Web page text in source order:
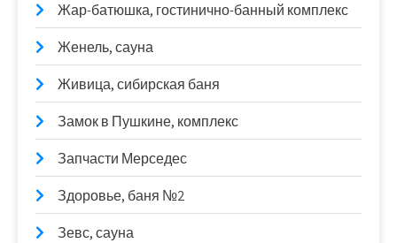
Жар-батюшка, гостинично-банный комплекс
Женель, сауна
Живица, сибирская баня
Замок в Пушкине, комплекс
Запчасти Мерседес
Здоровье, баня №2
Зевс, сауна